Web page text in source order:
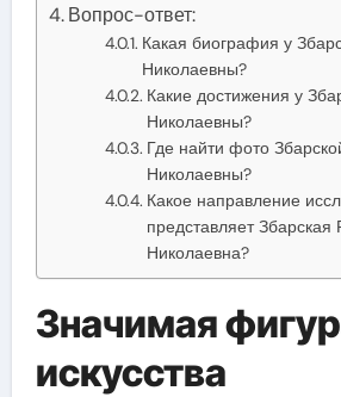
Вопрос-ответ:
Какая биография у
Николаевны?
Какие достижения у
Николаевны?
Где найти фото
Николаевны?
Какое направление
представляет Збарская
Николаевна?
Значимая
искусства